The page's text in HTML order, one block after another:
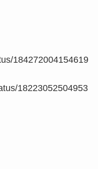
184272004154619
18223052504953